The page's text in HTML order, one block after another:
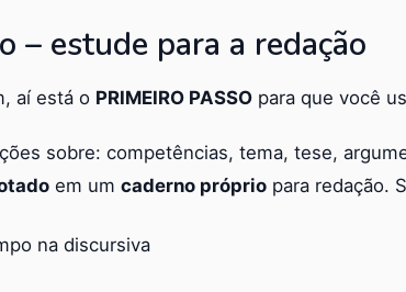
– estude para a redação
aí está o PRIMEIRO PASSO para que você
sobre: competências, tema, tese,
em um caderno próprio para redação.